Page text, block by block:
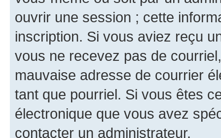
ouvrir une session ; cette
inscription. Si vous aviez reçu
vous ne recevez pas de
mauvaise adresse de courrier
tant que pourriel. Si vous êtes
électronique que vous avez
contacter un administrateur.